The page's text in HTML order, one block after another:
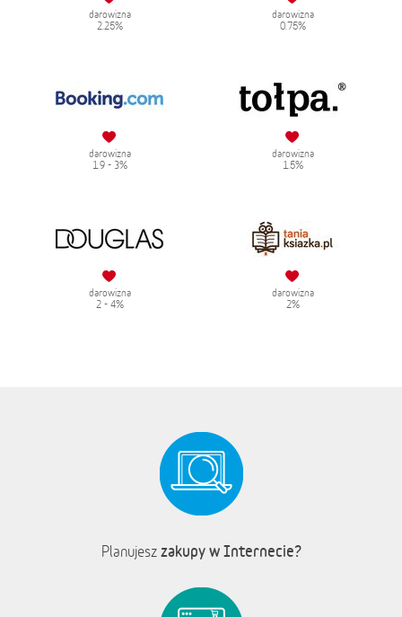
darowizna
2.25%
darowizna
0.75%
darowizna
1.9 - 3%
darowizna
1.5%
darowizna
2 - 4%
darowizna
2%
Planujesz zakupy w Internecie?